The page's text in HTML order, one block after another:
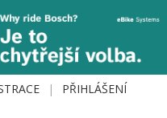
PŘIHLÁŠENÍ